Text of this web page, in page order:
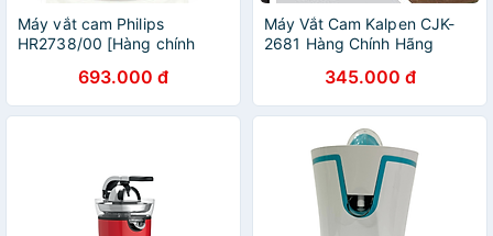
Máy vắt cam Philips
HR2738/00 [Hàng chính
693.000 đ
Máy Vắt Cam Kalpen CJK-
2681 Hàng Chính Hãng
345.000 đ